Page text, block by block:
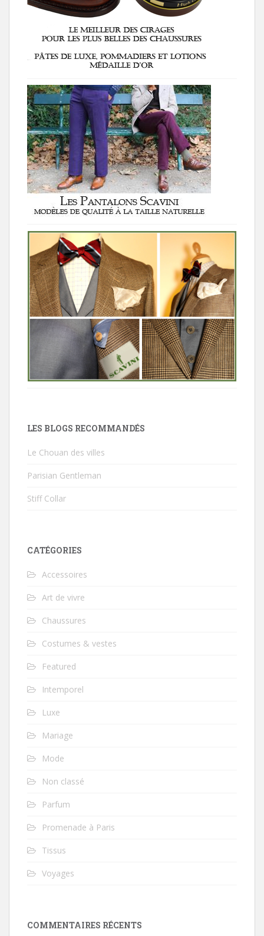
LES BLOGS RECOMMANDÉS
Le Chouan des villes
Parisian Gentleman
Stiff Collar
CATÉGORIES
Accessoires
Art de vivre
Chaussures
Costumes & vestes
Featured
Intemporel
Luxe
Mariage
Mode
Non classé
Parfum
Promenade à Paris
Tissus
Voyages
COMMENTAIRES RÉCENTS